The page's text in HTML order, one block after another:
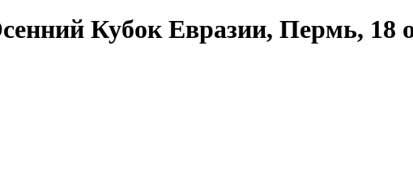
Кубок Евразии, Пермь, 18